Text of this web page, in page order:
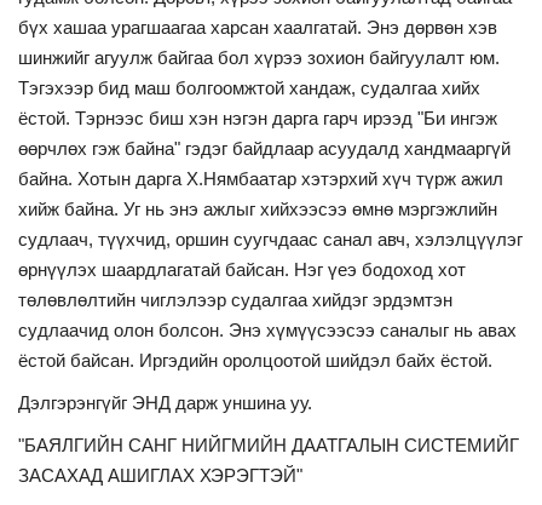
бүх хашаа урагшаагаа харсан хаалгатай. Энэ дөрвөн хэв
шинжийг агуулж байгаа бол хүрээ зохион байгуулалт юм.
Тэгэхээр бид маш болгоомжтой хандаж, судалгаа хийх
ёстой. Тэрнээс биш хэн нэгэн дарга гарч ирээд "Би ингэж
өөрчлөх гэж байна" гэдэг байдлаар асуудалд хандмааргүй
байна. Хотын дарга Х.Нямбаатар хэтэрхий хүч түрж ажил
хийж байна. Уг нь энэ ажлыг хийхээсээ өмнө мэргэжлийн
судлаач, түүхчид, оршин суугчдаас санал авч, хэлэлцүүлэг
өрнүүлэх шаардлагатай байсан. Нэг үеэ бодоход хот
төлөвлөлтийн чиглэлээр судалгаа хийдэг эрдэмтэн
судлаачид олон болсон. Энэ хүмүүсээсээ саналыг нь авах
ёстой байсан. Иргэдийн оролцоотой шийдэл байх ёстой.
Дэлгэрэнгүйг ЭНД дарж уншина уу.
"БАЯЛГИЙН САНГ НИЙГМИЙН ДААТГАЛЫН СИСТЕМИЙГ
ЗАСАХАД АШИГЛАХ ХЭРЭГТЭЙ"